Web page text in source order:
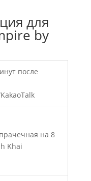
для
by
после
на 8
Khai